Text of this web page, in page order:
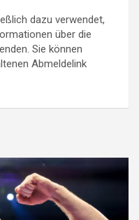
dazu verwendet,
über die
Sie können
Abmeldelink